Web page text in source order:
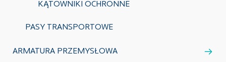
KĄTOWNIKI OCHRONNE
PASY TRANSPORTOWE
ARMATURA PRZEMYSŁOWA